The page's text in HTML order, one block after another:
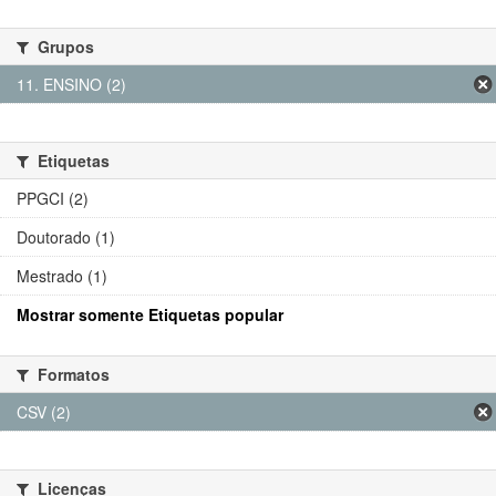
Grupos
11. ENSINO (2)
Etiquetas
PPGCI (2)
Doutorado (1)
Mestrado (1)
Mostrar somente Etiquetas popular
Formatos
CSV (2)
Licenças